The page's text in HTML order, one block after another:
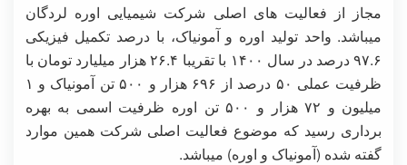
مجاز از فعالیت های اصلی شرکت شیمیایی اوره لردگان
میباشد. واحد تولید اوره و آمونیاک، با درصد تکمیل فیزیکی
۹۷.۶ درصد در سال ۱۴۰۰ با تقریبا ۲۶.۴ هزار میلیارد تومان با
ظرفیت عملی ۵۰ درصد از ۶۹۶ هزار و ۵۰۰ تن آمونیاک و ۱
میلیون و ۷۲ هزار و ۵۰۰ تن اوره ظرفیت اسمی به بهره
برداری رسید که موضوع فعالیت اصلی شرکت همین موارد
گفته شده (آمونیاک و اوره) میباشد.